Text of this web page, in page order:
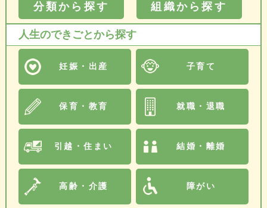
分類から探す 組織から探す
人生のできごとから探す
妊娠・出産 子育て
保育・教育 就職・退職
引越・住まい 結婚・離婚
高齢・介護 障がい